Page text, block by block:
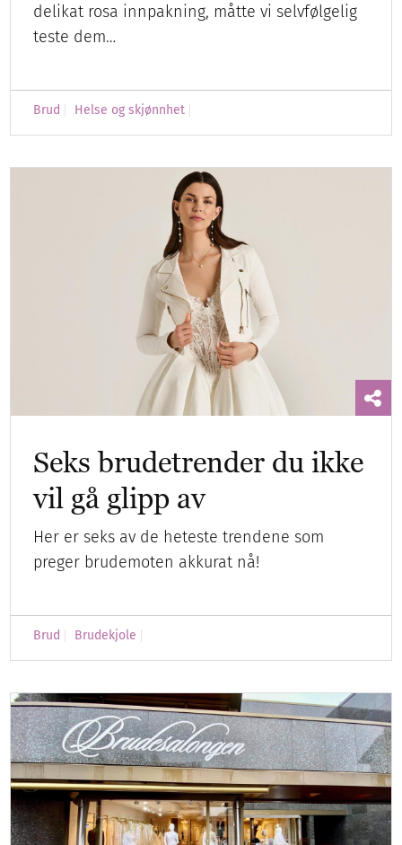
delikat rosa innpakning, måtte vi selvfølgelig
teste dem…
Brud Helse og skjønnhet
Seks brudetrender du ikke
vil gå glipp av
Her er seks av de heteste trendene som
preger brudemoten akkurat nå!
Brud Brudekjole